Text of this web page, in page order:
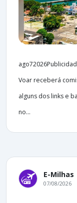
Voar receberá
alguns dos links e
no...
E-Milhas
07/08/2026